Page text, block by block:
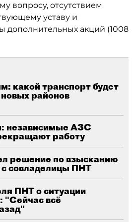
вопросу, отсутствием
уставу и
дополнительных акций (1008
какой транспорт будет
районов
независимые АЗС
работу
решение по взысканию
совладелицы ПНТ
ПНТ о ситуации
"Сейчас всё